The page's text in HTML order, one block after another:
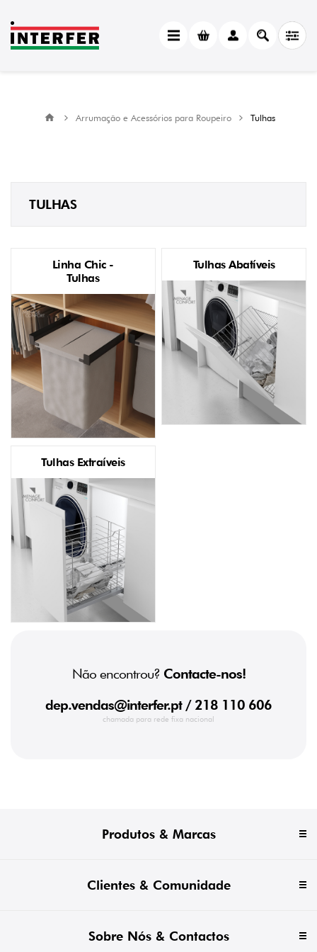
Arrumação e Acessórios para Roupeiro Tulhas
TULHAS
Linha Chic -
Tulhas
Tulhas Abatíveis
Tulhas Extraíveis
Não encontrou? Contacte-nos!
dep.vendas@interfer.pt/ 218 110 606
chamada para rede fixa nacional
Produtos & Marcas
Clientes & Comunidade
Sobre Nós & Contactos